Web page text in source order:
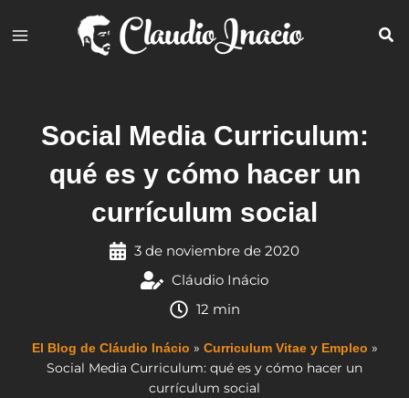
Social Media Curriculum:
qué es y cómo hacer un
currículum social
3 de noviembre de 2020
Cláudio Inácio
12 min
El Blog de Cláudio Inácio » Curriculum Vitae y Empleo »
Social Media Curriculum: qué es y cómo hacer un
currículum social